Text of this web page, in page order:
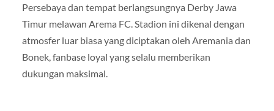
Persebaya dan tempat berlangsungnya Derby Jawa
Timur melawan Arema FC. Stadion ini dikenal dengan
atmosfer luar biasa yang diciptakan oleh Aremania dan
Bonek, fanbase loyal yang selalu memberikan
dukungan maksimal.